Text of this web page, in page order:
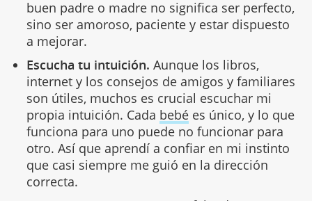
buen padre o madre no significa ser perfecto,
sino ser amoroso, paciente y estar dispuesto
a mejorar.
Escucha tu intuición. Aunque los libros,
internet y los consejos de amigos y familiares
son útiles, muchos es crucial escuchar mi
propia intuición. Cada bebées único, y lo que
funciona para uno puede no funcionar para
otro. Así que aprendí a confiar en mi instinto
que casi siempre me guió en la dirección
correcta.